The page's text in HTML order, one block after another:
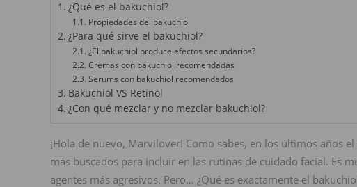
¿Qué es el bakuchiol?
Propiedades del bakuchiol
¿Para qué sirve el bakuchiol?
¿El bakuchiol produce efectos secundarios?
Cremas con bakuchiol recomendadas
Serums con bakuchiol recomendados
Bakuchiol VS Retinol
¿Con qué mezclar y no mezclar bakuchiol?
¡Hola de nuevo, Marvilover! Como sabes, en los últimos años
más buscados para incluir en las rutinas de cuidado facial. Es
agentes más agresivos. Pero… ¿Qué es exactamente el